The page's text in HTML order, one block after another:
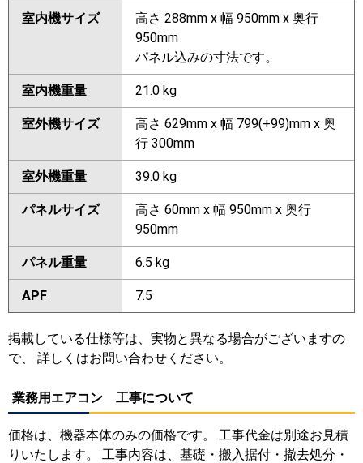
室内機サイズ
高さ 288mm x 幅 950mm x 奥行
950mm
パネル込みの寸法です。
室内機重量 21.0 kg
室外機サイズ
高さ 629mm x 幅 799(+99)mm x 奥
行 300mm
室外機重量 39.0 kg
パネルサイズ
高さ 60mm x 幅 950mm x 奥行
950mm
パネル重量 6.5 kg
APF 7.5
掲載している仕様等は、実物と異なる場合がございますの
で、 詳しくはお問い合わせください。
業務用エアコン 工事について
価格は、機器本体のみの価格です。 工事代金は別途お見積
りいたします。 工事内容は、基礎・搬入据付・撤去処分・